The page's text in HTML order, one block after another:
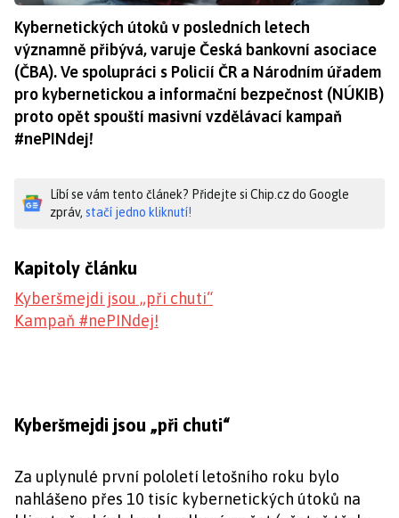
Kybernetických útoků v posledních letech
významně přibývá, varuje Česká bankovní asociace
(ČBA). Ve spolupráci s Policií ČR a Národním úřadem
pro kybernetickou a informační bezpečnost (NÚKIB)
proto opět spouští masivní vzdělávací kampaň
#nePINdej!
Líbí se vám tento článek? Přidejte si Chip.cz do Google
zpráv, stačí jedno kliknutí!
Kapitoly článku
Kyberšmejdi jsou „při chuti“
Kampaň #nePINdej!
Kyberšmejdi jsou „při chuti“
Za uplynulé první pololetí letošního roku bylo
nahlášeno přes 10 tisíc kybernetických útoků na